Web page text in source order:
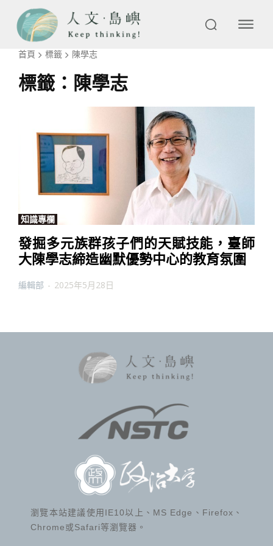
首頁 標籤 陳學志
標籤： 陳學志
知識專欄
發掘多元族群孩子們的天賦技能，臺師
大陳學志締造幽默優勢中心的教育氛圍
編輯部 - 2025年5月28日
瀏覽本站建議使用IE10以上、MS Edge、Firefox、
Chrome或Safari等瀏覽器。